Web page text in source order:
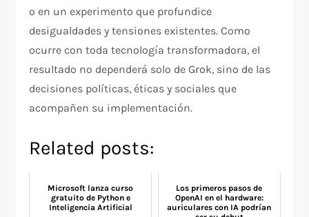
o en un experimento que profundice
desigualdades y tensiones existentes. Como
ocurre con toda tecnología transformadora, el
resultado no dependerá solo de Grok, sino de las
decisiones políticas, éticas y sociales que
acompañen su implementación.
Related posts:
Microsoft lanza curso
gratuito de Python e
Inteligencia Artificial
Los primeros pasos de
OpenAI en el hardware:
auriculares con IA podrían